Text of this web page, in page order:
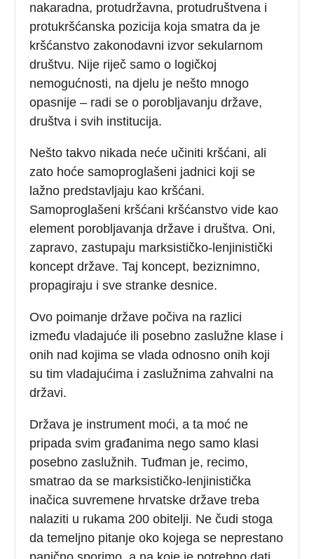
nakaradna, protudržavna, protudruštvena i
protukršćanska pozicija koja smatra da je
kršćanstvo zakonodavni izvor sekularnom
društvu. Nije riječ samo o logičkoj
nemogućnosti, na djelu je nešto mnogo
opasnije – radi se o porobljavanju države,
društva i svih institucija.
Nešto takvo nikada neće učiniti kršćani, ali
zato hoće samoproglašeni jadnici koji se
lažno predstavljaju kao kršćani.
Samoproglašeni kršćani kršćanstvo vide kao
element porobljavanja države i društva. Oni,
zapravo, zastupaju marksističko-lenjinistički
koncept države. Taj koncept, beziznimno,
propagiraju i sve stranke desnice.
Ovo poimanje države počiva na razlici
između vladajuće ili posebno zaslužne klase i
onih nad kojima se vlada odnosno onih koji
su tim vladajućima i zaslužnima zahvalni na
državi.
Država je instrument moći, a ta moć ne
pripada svim građanima nego samo klasi
posebno zaslužnih. Tuđman je, recimo,
smatrao da se marksističko-lenjinistička
inačica suvremene hrvatske države treba
nalaziti u rukama 200 obitelji. Ne čudi stoga
da temeljno pitanje oko kojega se neprestano